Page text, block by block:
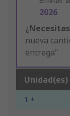
2026
nueva
entrega"
Unidad(es)
1 +